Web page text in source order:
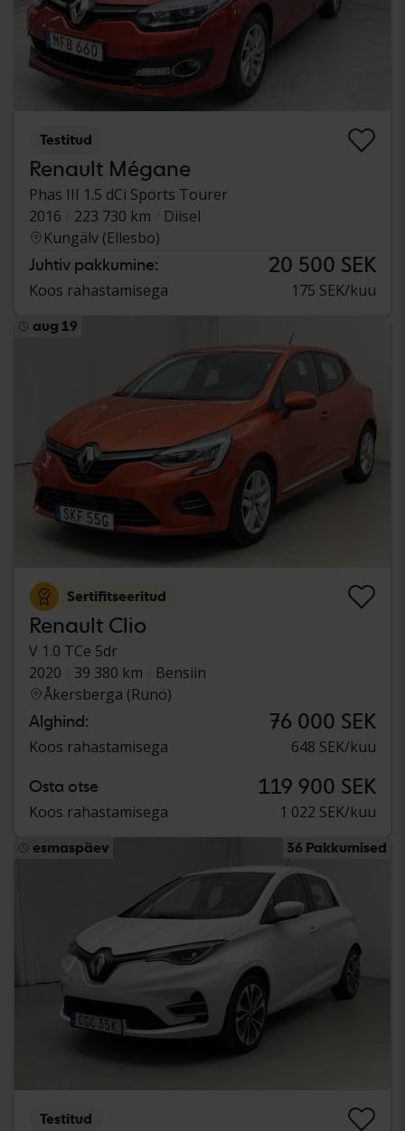
Testitud
Renault Mégane
Phas III 1.5 dCi Sports Tourer
2016
223 730 km
Diisel
Kungälv (Ellesbo)
Juhtiv pakkumine: 20 500 SEK
Koos rahastamisega 175 SEK/kuu
aug 19
Sertifitseeritud
Renault Clio
V 1.0 TCe 5dr
2020
39 380 km
Bensiin
Åkersberga (Runö)
Alghind: 76 000 SEK
Koos rahastamisega 648 SEK/kuu
Osta otse 119 900 SEK
Koos rahastamisega 1 022 SEK/kuu
esmaspäev 36 Pakkumised
Testitud